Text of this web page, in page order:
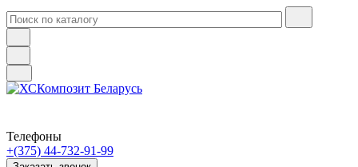
Телефоны
+(375) 44-732-91-99